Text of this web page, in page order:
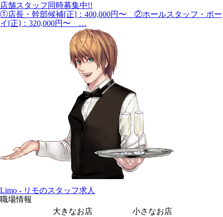
店舗スタッフ同時募集中!!
①店長・幹部候補[正]：400,000円〜 ②ホールスタッフ・ボー
イ[正]：320,000円〜 …
Limo - リモのスタッフ求人
職場情報
大きなお店
小さなお店